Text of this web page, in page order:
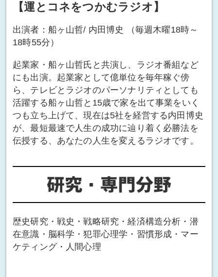
【運とコネをつかむラジオ】
出演者：船ヶ山哲/ 内田博史 （毎週木曜18時～
18時55分）
起業家・船ヶ山哲氏と共演し、ラジオ番組など
にも出演。起業家として億単位を毎年稼ぐ傍
ら、テレビとラジオのパーソナリティとしても
活躍する船ヶ山哲と15歳で家を出て事業をいく
つも立ち上げて、現在は5社を経営する内田博史
が、最短最速で人生の成功に辿り着く必勝法を
伝授する、あなたの人生を変えるラジオです。
歴史研究・戦史・戦略研究・経済構造分析・潜
在意識・脳科学・犯罪心理学・習慣形成・マー
ケティング・人間心理